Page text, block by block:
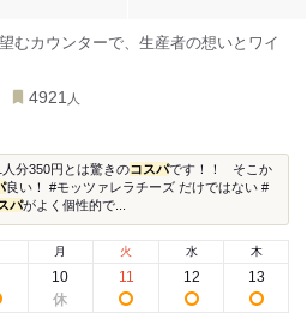
むカウンターで、生産者の想いとワイ
4921 人
人分350円とは驚きのコスパです！！ そこか
良い！ #モッツァレラチーズ だけではない #
パがよく個性的で...
月
10
火
11
水
12
木
13